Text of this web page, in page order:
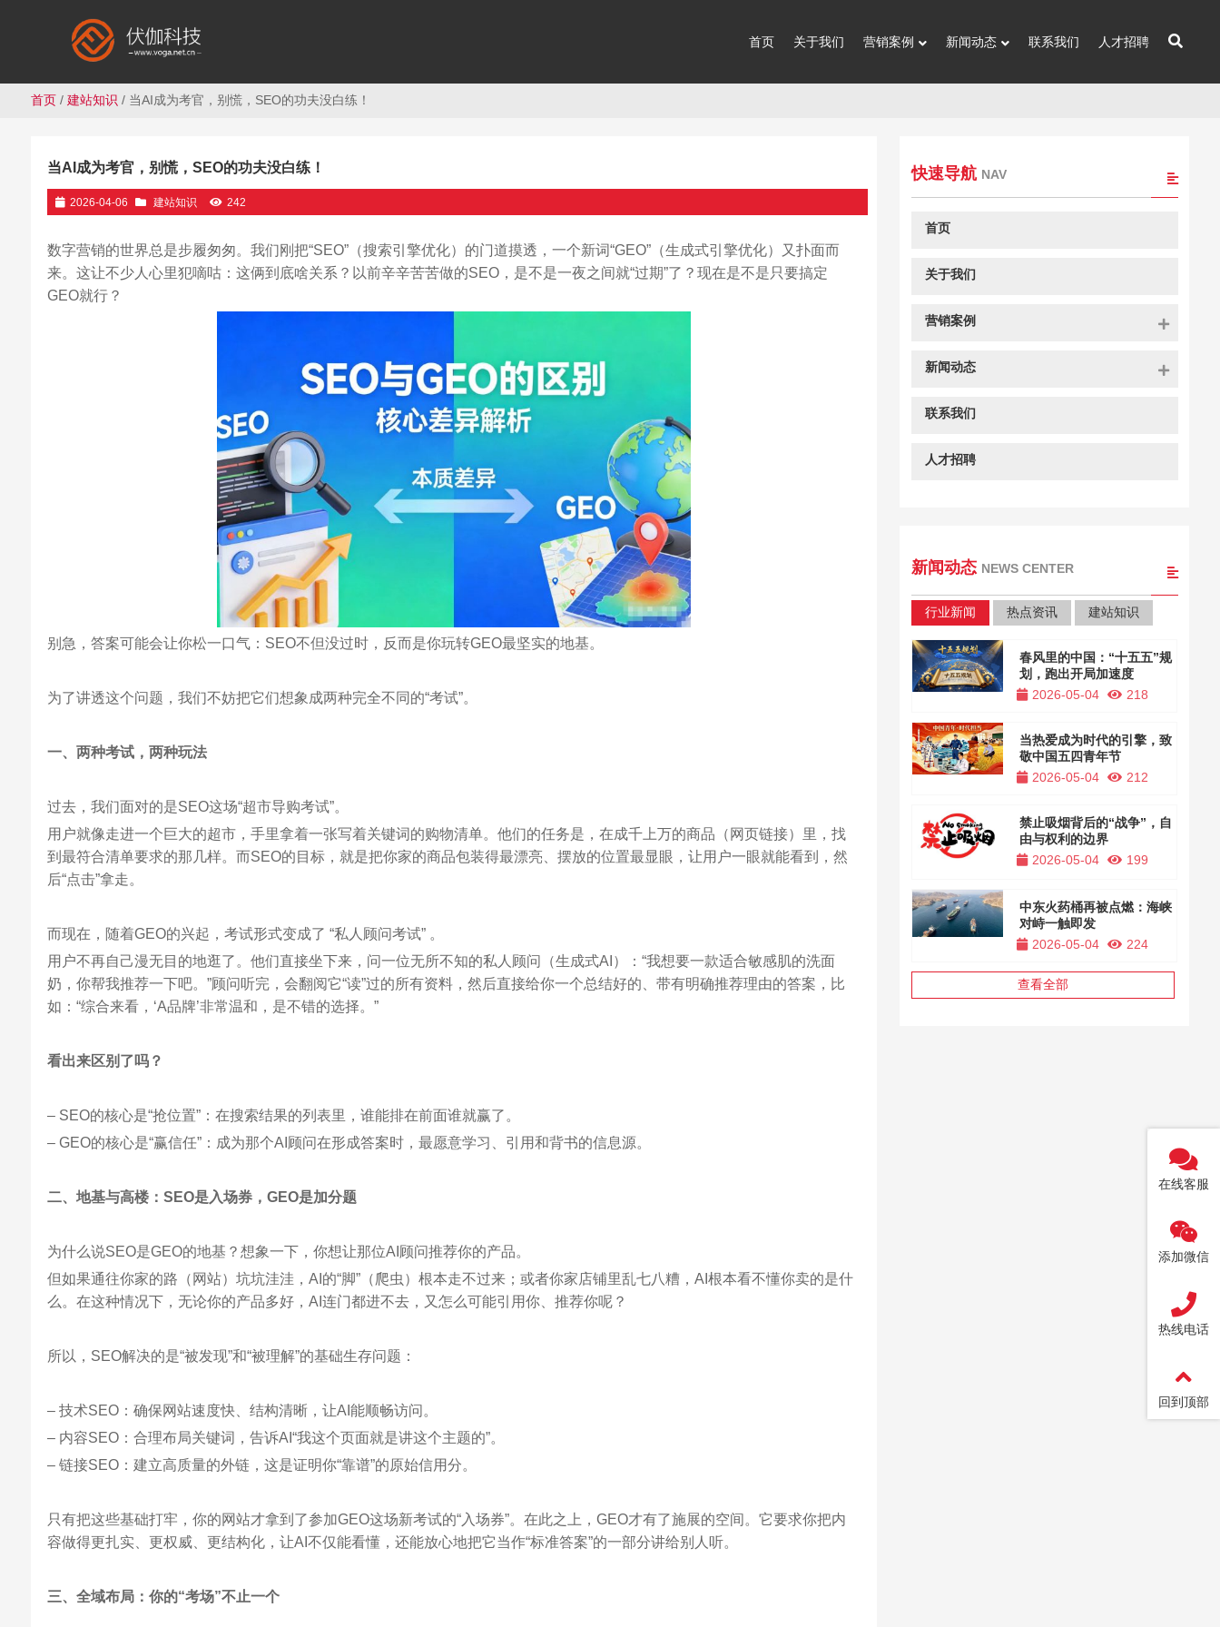
首页 关于我们 营销案例 新闻动态 联系我们 人才招聘
首页/ 建站知识 / 当AI成为考官，别慌，SEO的功夫没白练！
当AI成为考官，别慌，SEO的功夫没白练！
2026-04-06 建站知识 242
数字营销的世界总是步履匆匆。我们刚把“SEO”（搜索引擎优化）的门道摸透，一个新词“GEO”（生成式引擎优化）又扑面而
来。这让不少人心里犯嘀咕：这俩到底啥关系？以前辛辛苦苦做的SEO，是不是一夜之间就“过期”了？现在是不是只要搞定
GEO就行？
别急，答案可能会让你松一口气：SEO不但没过时，反而是你玩转GEO最坚实的地基。
为了讲透这个问题，我们不妨把它们想象成两种完全不同的“考试”。
一、两种考试，两种玩法
过去，我们面对的是SEO这场“超市导购考试”。
用户就像走进一个巨大的超市，手里拿着一张写着关键词的购物清单。他们的任务是，在成千上万的商品（网页链接）里，找
到最符合清单要求的那几样。而SEO的目标，就是把你家的商品包装得最漂亮、摆放的位置最显眼，让用户一眼就能看到，然
后“点击”拿走。
而现在，随着GEO的兴起，考试形式变成了 “私人顾问考试” 。
用户不再自己漫无目的地逛了。他们直接坐下来，问一位无所不知的私人顾问（生成式AI）：“我想要一款适合敏感肌的洗面
奶，你帮我推荐一下吧。”顾问听完，会翻阅它“读”过的所有资料，然后直接给你一个总结好的、带有明确推荐理由的答案，比
如：“综合来看，‘A品牌’非常温和，是不错的选择。”
看出来区别了吗？
– SEO的核心是“抢位置”：在搜索结果的列表里，谁能排在前面谁就赢了。
– GEO的核心是“赢信任”：成为那个AI顾问在形成答案时，最愿意学习、引用和背书的信息源。
二、地基与高楼：SEO是入场券，GEO是加分题
为什么说SEO是GEO的地基？想象一下，你想让那位AI顾问推荐你的产品。
但如果通往你家的路（网站）坑坑洼洼，AI的“脚”（爬虫）根本走不过来；或者你家店铺里乱七八糟，AI根本看不懂你卖的是什
么。在这种情况下，无论你的产品多好，AI连门都进不去，又怎么可能引用你、推荐你呢？
所以，SEO解决的是“被发现”和“被理解”的基础生存问题：
– 技术SEO：确保网站速度快、结构清晰，让AI能顺畅访问。
– 内容SEO：合理布局关键词，告诉AI“我这个页面就是讲这个主题的”。
– 链接SEO：建立高质量的外链，这是证明你“靠谱”的原始信用分。
只有把这些基础打牢，你的网站才拿到了参加GEO这场新考试的“入场券”。在此之上，GEO才有了施展的空间。它要求你把内
容做得更扎实、更权威、更结构化，让AI不仅能看懂，还能放心地把它当作“标准答案”的一部分讲给别人听。
三、全域布局：你的“考场”不止一个
快速导航 NAV
首页
关于我们
营销案例
新闻动态
联系我们
人才招聘
新闻动态 NEWS CENTER
行业新闻 热点资讯 建站知识
春风里的中国：“十五五”规
划，跑出开局加速度
2026-05-04
218
当热爱成为时代的引擎，致
敬中国五四青年节
2026-05-04
212
禁止吸烟背后的“战争”，自
由与权利的边界
2026-05-04
199
中东火药桶再被点燃：海峡
对峙一触即发
2026-05-04
224
查看全部
在线客服
添加微信
热线电话
回到顶部